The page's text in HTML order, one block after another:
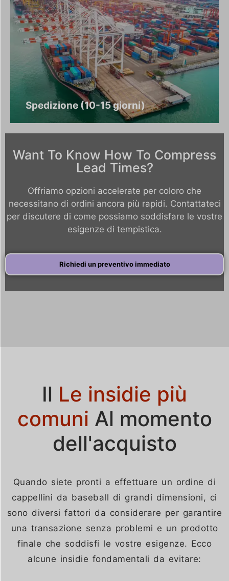
Spedizione (10-15 giorni)
Want To Know How To Compress
Lead Times?
Offriamo opzioni accelerate per coloro che
necessitano di ordini ancora più rapidi. Contattateci
per discutere di come possiamo soddisfare le vostre
esigenze di tempistica.
Richiedi un preventivo immediato
Il Le insidie più
comuni Al momento
dell'acquisto
Quando siete pronti a effettuare un ordine di
cappellini da baseball di grandi dimensioni, ci
sono diversi fattori da considerare per garantire
una transazione senza problemi e un prodotto
finale che soddisfi le vostre esigenze. Ecco
alcune insidie fondamentali da evitare:
Amharic
Portuguese
Swedish
Turkish
Belarusian
Danish